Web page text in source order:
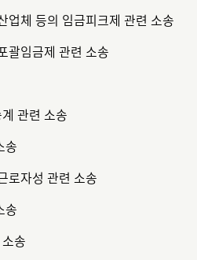
업체 등의 임금피크제 관련 소송
괄임금제 관련 소송
관련 소송
송
로자성 관련 소송
송
송